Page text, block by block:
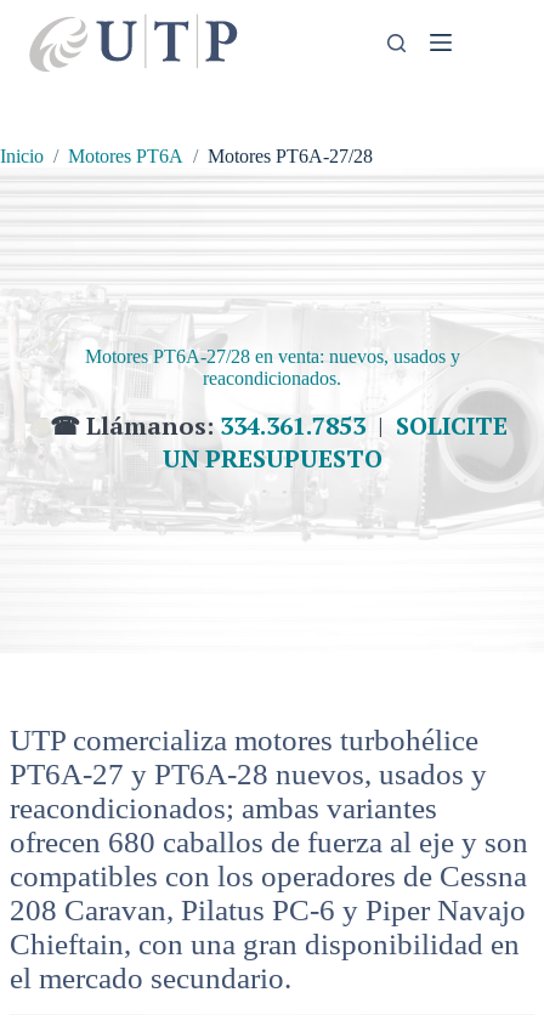
contenido
Inicio Motores PT6A Motores PT6A-27/28
Motores PT6A-27/28 en venta: nuevos, usados y
reacondicionados.
☎ Llámanos: 334.361.7853| SOLICITE
UN PRESUPUESTO
UTP comercializa motores turbohélice
PT6A-27 y PT6A-28 nuevos, usados y
reacondicionados; ambas variantes
ofrecen 680 caballos de fuerza al eje y son
compatibles con los operadores de Cessna
208 Caravan, Pilatus PC-6 y Piper Navajo
Chieftain, con una gran disponibilidad en
el mercado secundario.